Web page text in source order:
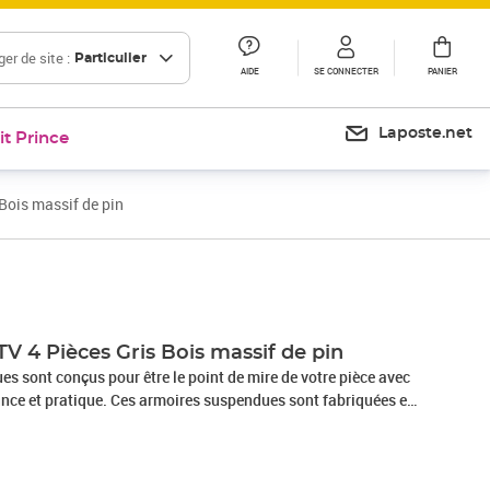
de site : Particulier
AIDE SE CONNECTER PANIER
Prince Laposte.net
massif de pin
4 Pièces Gris Bois massif de pin
sont conçus pour être le point de mire de votre pièce avec
et pratique. Ces armoires suspendues sont fabriquées en
garantit leur solidité, durabilité et longévité. Les unités
Elles transforment un mur vide en une caractéristique de